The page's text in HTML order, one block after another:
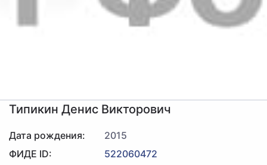
Типикин Денис Викторович
Дата рождения:
2015
ФИДЕ ID:
522060472